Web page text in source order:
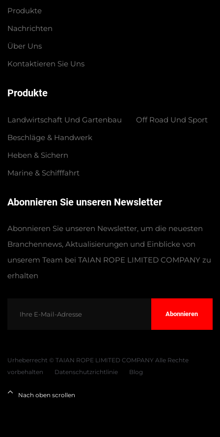
Produkte
Nachrichten
Über Uns
Kontaktieren Sie Uns
Produkte
Landwirtschaft Und Gartenbau
Beschläge & Handwerk
Heben & Sichern
Marine & Schifffahrt
Off Road Und Sport
Abonnieren Sie unseren Newsletter
Abonnieren Sie unseren Newsletter, um die neuesten
Branchennews, Aktualisierungen und Einblicke von
unserem Team bei TAIAN ROPE LIMITED COMPANY zu
erhalten
Abonnieren
Urheberrecht © TAIAN ROPE LIMITED COMPANY Alle Rechte
vorbehalten
Datenschutzrichtlinie Blog
Nach oben scrollen